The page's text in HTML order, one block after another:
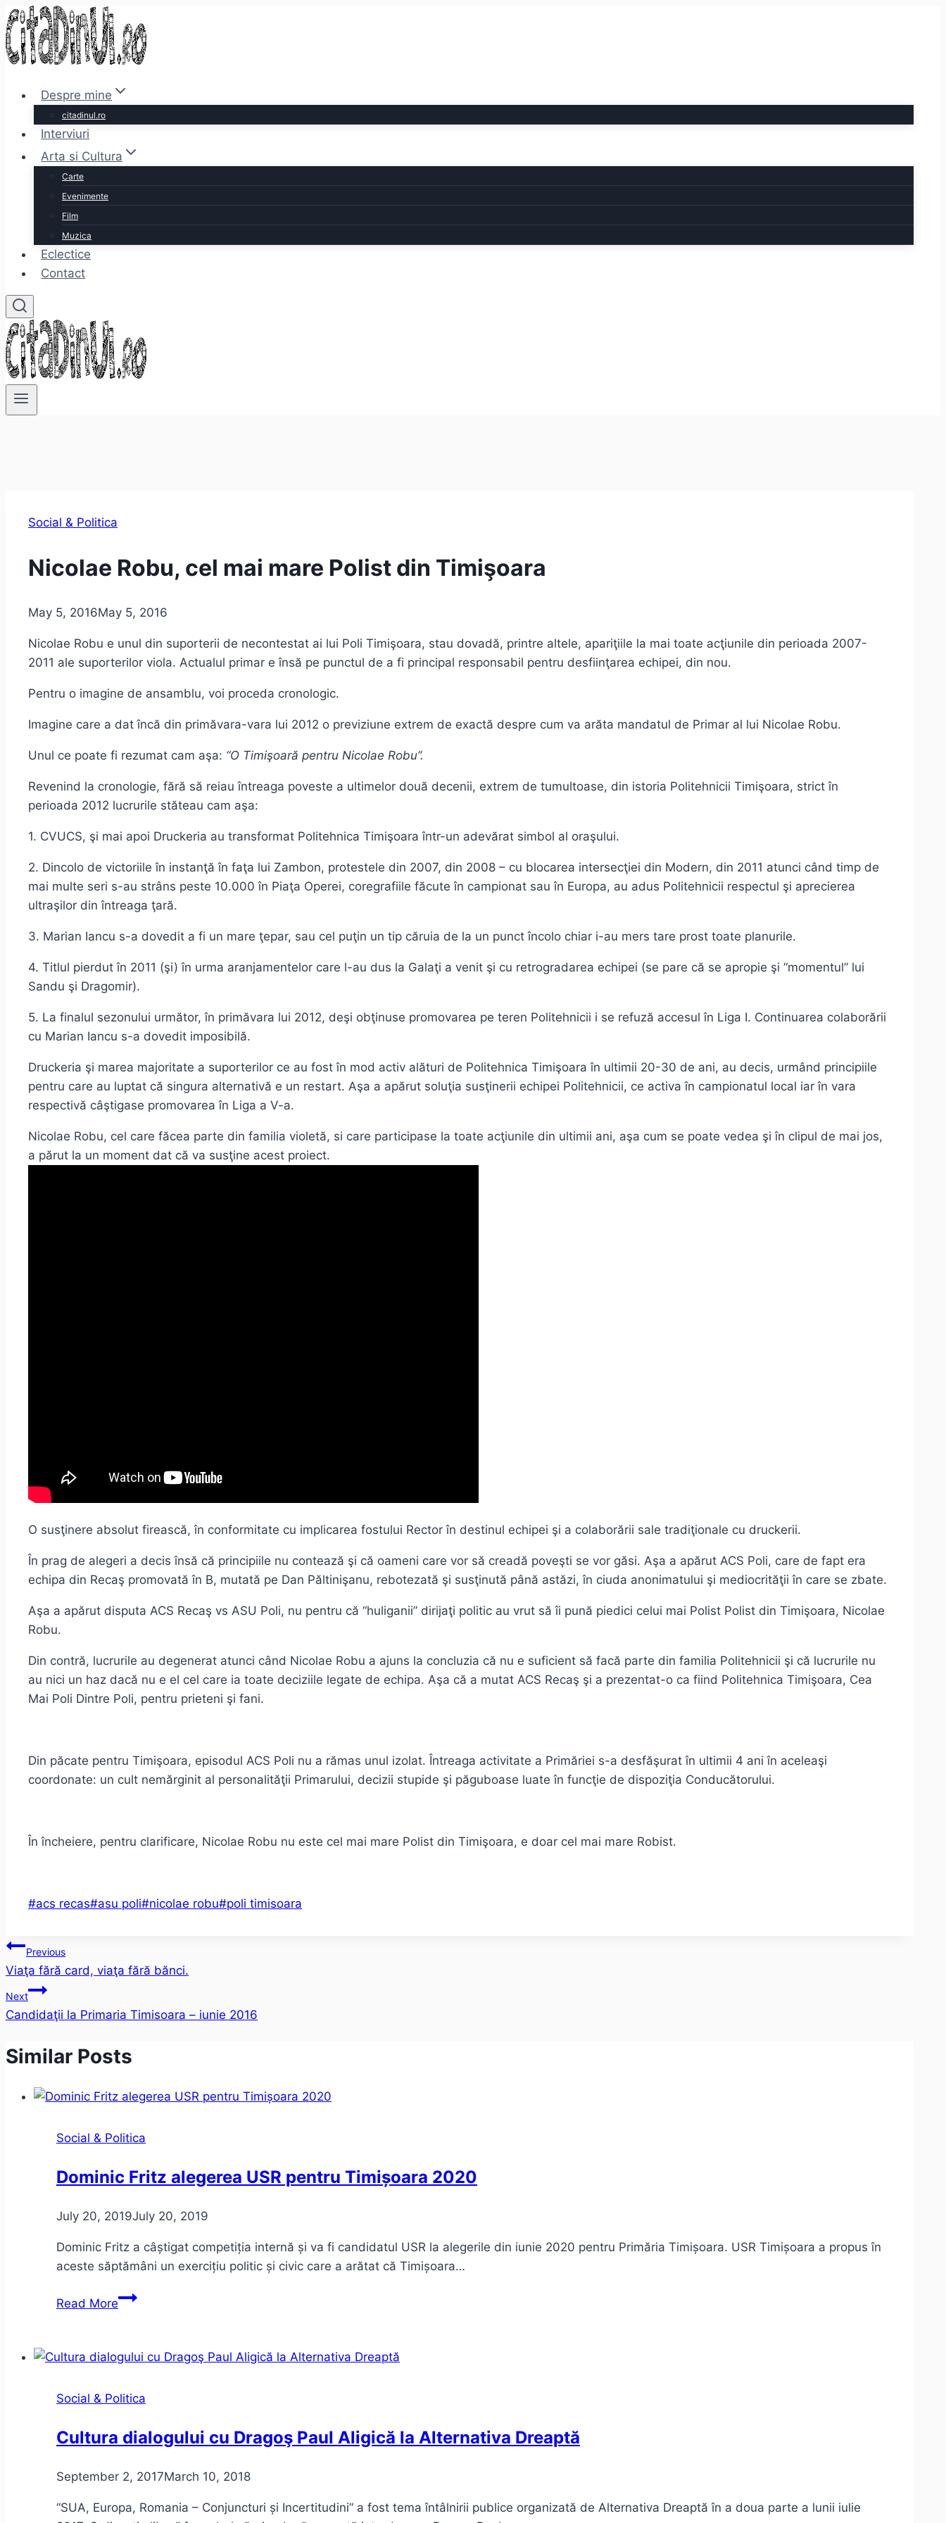
Skip
to
content
Despre mine
citadinul.ro
Interviuri
Arta si Cultura
Carte
Evenimente
Film
Muzica
Eclectice
Contact
Social & Politica
Nicolae Robu, cel mai mare Polist din Timişoara
May 5, 2016May 5, 2016
Nicolae Robu e unul din suporterii de necontestat ai lui Poli Timişoara, stau dovadă, printre altele, apariţiile la mai toate acţiunile din perioada 2007-
2011 ale suporterilor viola. Actualul primar e însă pe punctul de a fi principal responsabil pentru desfiinţarea echipei, din nou.
Pentru o imagine de ansamblu, voi proceda cronologic.
Imagine care a dat încă din primăvara-vara lui 2012 o previziune extrem de exactă despre cum va arăta mandatul de Primar al lui Nicolae Robu.
Unul ce poate fi rezumat cam aşa: “O Timişoară pentru Nicolae Robu”.
Revenind la cronologie, fără să reiau întreaga poveste a ultimelor două decenii, extrem de tumultoase, din istoria Politehnicii Timişoara, strict în
perioada 2012 lucrurile stăteau cam aşa:
1. CVUCS, şi mai apoi Druckeria au transformat Politehnica Timişoara într-un adevărat simbol al oraşului.
2. Dincolo de victoriile în instanţă în faţa lui Zambon, protestele din 2007, din 2008 – cu blocarea intersecţiei din Modern, din 2011 atunci când timp de
mai multe seri s-au strâns peste 10.000 în Piaţa Operei, coregrafiile făcute în campionat sau în Europa, au adus Politehnicii respectul şi aprecierea
ultraşilor din întreaga ţară.
3. Marian Iancu s-a dovedit a fi un mare ţepar, sau cel puţin un tip căruia de la un punct încolo chiar i-au mers tare prost toate planurile.
4. Titlul pierdut în 2011 (şi) în urma aranjamentelor care l-au dus la Galaţi a venit şi cu retrogradarea echipei (se pare că se apropie şi “momentul” lui
Sandu şi Dragomir).
5. La finalul sezonului următor, în primăvara lui 2012, deşi obţinuse promovarea pe teren Politehnicii i se refuză accesul în Liga I. Continuarea colaborării
cu Marian Iancu s-a dovedit imposibilă.
Druckeria şi marea majoritate a suporterilor ce au fost în mod activ alături de Politehnica Timişoara în ultimii 20-30 de ani, au decis, urmând principiile
pentru care au luptat că singura alternativă e un restart. Aşa a apărut soluţia susţinerii echipei Politehnicii, ce activa în campionatul local iar în vara
respectivă câştigase promovarea în Liga a V-a.
Nicolae Robu, cel care făcea parte din familia violetă, si care participase la toate acţiunile din ultimii ani, aşa cum se poate vedea şi în clipul de mai jos,
a părut la un moment dat că va susţine acest proiect.
O susţinere absolut firească, în conformitate cu implicarea fostului Rector în destinul echipei şi a colaborării sale tradiţionale cu druckerii.
În prag de alegeri a decis însă că principiile nu contează şi că oameni care vor să creadă poveşti se vor găsi. Aşa a apărut ACS Poli, care de fapt era
echipa din Recaş promovată în B, mutată pe Dan Păltinişanu, rebotezată şi susţinută până astăzi, în ciuda anonimatului şi mediocrităţii în care se zbate.
Aşa a apărut disputa ACS Recaş vs ASU Poli, nu pentru că “huliganii” dirijaţi politic au vrut să îi pună piedici celui mai Polist Polist din Timişoara, Nicolae
Robu.
Din contră, lucrurile au degenerat atunci când Nicolae Robu a ajuns la concluzia că nu e suficient să facă parte din familia Politehnicii şi că lucrurile nu
au nici un haz dacă nu e el cel care ia toate deciziile legate de echipa. Aşa că a mutat ACS Recaş şi a prezentat-o ca fiind Politehnica Timişoara, Cea
Mai Poli Dintre Poli, pentru prieteni şi fani.
Din păcate pentru Timişoara, episodul ACS Poli nu a rămas unul izolat. Întreaga activitate a Primăriei s-a desfăşurat în ultimii 4 ani în aceleaşi
coordonate: un cult nemărginit al personalităţii Primarului, decizii stupide şi păguboase luate în funcţie de dispoziţia Conducătorului.
În încheiere, pentru clarificare, Nicolae Robu nu este cel mai mare Polist din Timişoara, e doar cel mai mare Robist.
Post
#acs recas#asu poli#nicolae robu#poli timisoara
Post
navigation
Previous
Viaţa fără card, viaţa fără bănci.
Next
Candidaţii la Primaria Timisoara – iunie 2016
Similar Posts
Social & Politica
Dominic Fritz alegerea USR pentru Timișoara 2020
July 20, 2019July 20, 2019
Dominic Fritz a câștigat competiția internă și va fi candidatul USR la alegerile din iunie 2020 pentru Primăria Timișoara. USR Timișoara a propus în
aceste săptămâni un exercițiu politic și civic care a arătat că Timișoara…
Read MoreDominic
USR
Timișoara
Social & Politica
Cultura dialogului cu Dragoş Paul Aligică la Alternativa Dreaptă
September 2, 2017March 10, 2018
“SUA, Europa, Romania – Conjuncturi și Incertitudini” a fost tema întâlnirii publice organizată de Alternativa Dreaptă în a doua parte a lunii iulie